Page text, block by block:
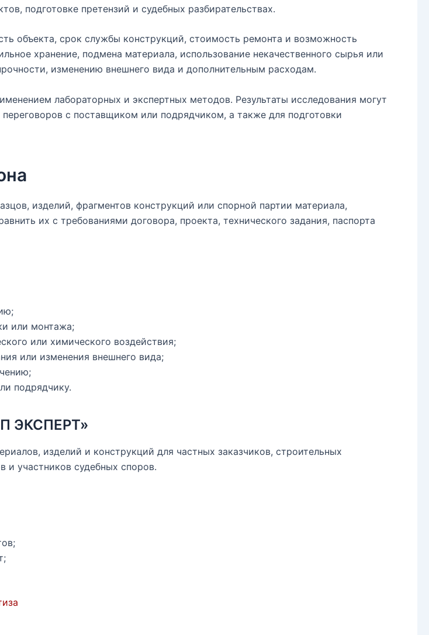
подготовке претензий и судебных разбирательствах.
объекта, срок службы конструкций, стоимость ремонта и возможность
хранение, подмена материала, использование некачественного сырья или
изменению внешнего вида и дополнительным расходам.
лабораторных и экспертных методов. Результаты исследования могут
с поставщиком или подрядчиком, а также для подготовки
изделий, фрагментов конструкций или спорной партии материала,
их с требованиями договора, проекта, технического задания, паспорта
или монтажа;
или химического воздействия;
или изменения внешнего вида;
подрядчику.
ЭКСПЕРТ»
изделий и конструкций для частных заказчиков, строительных
и участников судебных споров.